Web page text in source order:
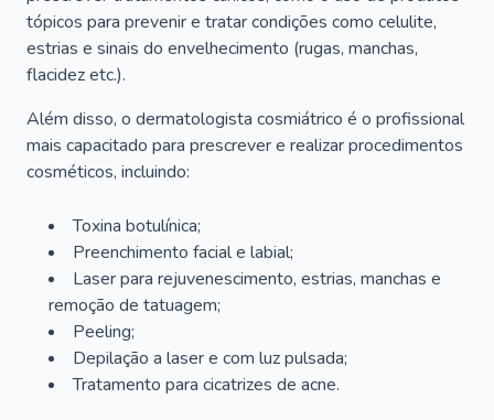
tópicos para prevenir e tratar condições como celulite,
estrias e sinais do envelhecimento (rugas, manchas,
flacidez etc.).
Além disso, o dermatologista cosmiátrico é o profissional
mais capacitado para prescrever e realizar procedimentos
cosméticos, incluindo:
Toxina botulínica;
Preenchimento facial e labial;
Laser para rejuvenescimento, estrias, manchas e
remoção de tatuagem;
Peeling;
Depilação a laser e com luz pulsada;
Tratamento para cicatrizes de acne.